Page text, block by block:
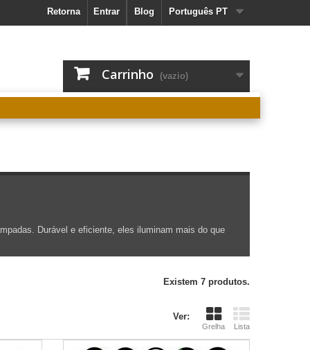
Português PT
Blog
Entrar
Retorna
Carrinho (vazio)
Durável e eficiente, eles iluminam mais do que
Existem 7 produtos.
Ver:
Grelha Lista